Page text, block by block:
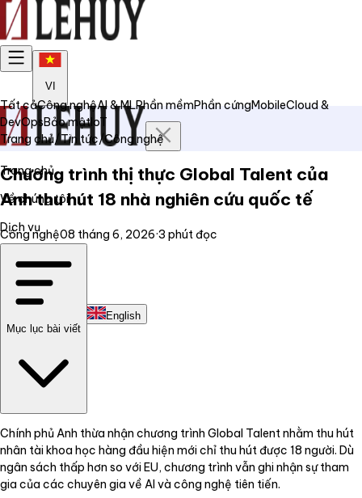
VI
Trang chủ
Về chúng tôi
Dịch vụ
Liên hệ
English
Tất cảCông nghệAI & MLPhần mềmPhần cứngMobileCloud &
DevOpsBảo mậtIoT
Trang chủ/Tin tức/Công nghệ
Chương trình thị thực Global Talent của
Anh thu hút 18 nhà nghiên cứu quốc tế
Công nghệ08 tháng 6, 2026·3 phút đọc
Mục lục bài viết
Chính phủ Anh thừa nhận chương trình Global Talent nhằm thu hút
nhân tài khoa học hàng đầu hiện mới chỉ thu hút được 18 người. Dù
ngân sách thấp hơn so với EU, chương trình vẫn ghi nhận sự tham
gia của các chuyên gia về AI và công nghệ tiên tiến.